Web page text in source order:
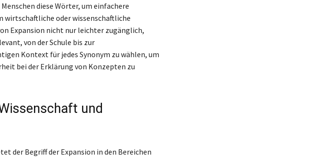
diese Wörter, um einfachere
wirtschaftliche oder wissenschaftliche
Expansion nicht nur leichter zugänglich,
von der Schule bis zur
Kontext für jedes Synonym zu wählen, um
bei der Erklärung von Konzepten zu
und
der Begriff der Expansion in den Bereichen